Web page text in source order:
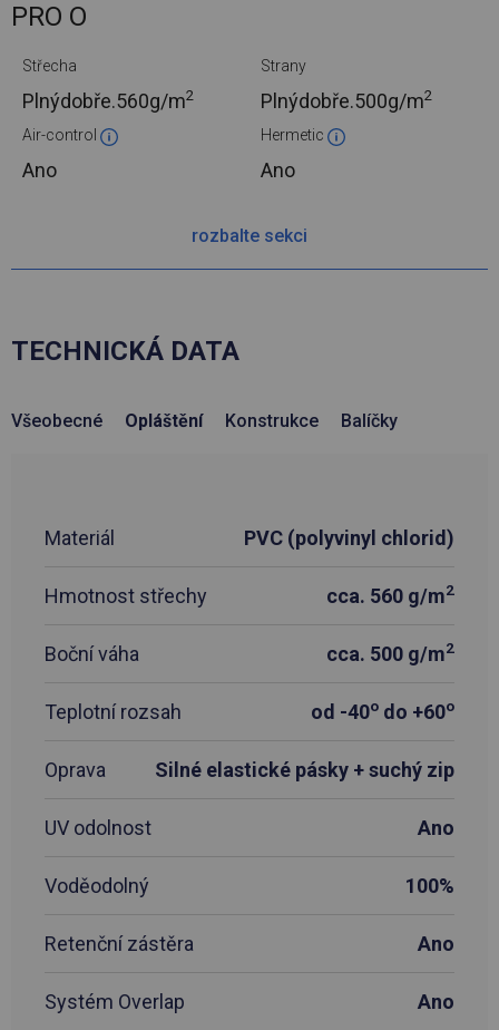
PRO O
Střecha
Plnýdobře.560g/m2
Strany
Plnýdobře.500g/m2
Air-control
Ano
Hermetic
Ano
rozbalte sekci
TECHNICKÁ DATA
Všeobecné Opláštění Konstrukce Balíčky
Materiál PVC (polyvinyl chlorid)
Hmotnost střechy cca. 560 g/m2
Boční váha cca. 500 g/m2
Teplotní rozsah od -40o do +60o
Oprava Silné elastické pásky + suchý zip
UV odolnost Ano
Voděodolný 100%
Retenční zástěra Ano
Systém Overlap Ano